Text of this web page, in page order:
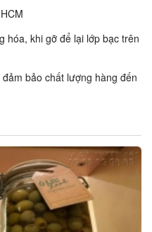
hóa, khi gỡ để lại lớp bạc trên
bảo chất lượng hàng đến